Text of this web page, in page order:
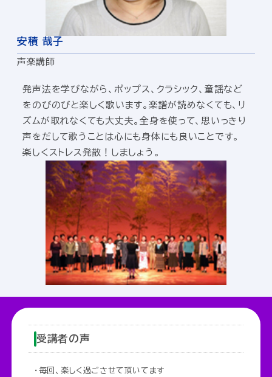
安積 哉子
声楽講師
発声法を学びながら、ポップス、クラシック、童謡など
をのびのびと楽しく歌います。楽譜が読めなくても、リ
ズムが取れなくても大丈夫。全身を使って、思いっきり
声をだして歌うことは心にも身体にも良いことです。
楽しくストレス発散！しましょう。
受講者の声
・毎回、楽しく過ごさせて頂いてます